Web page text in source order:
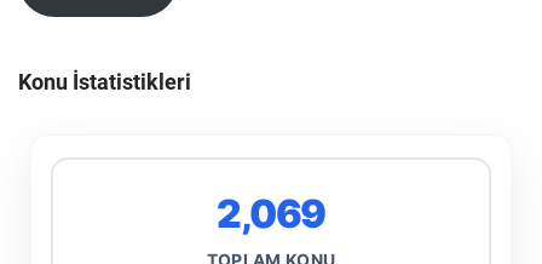
Konu İstatistikleri
2,069